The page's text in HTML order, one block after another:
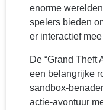
enorme
spelers bieden
er interactief
De “Grand Theft
een belangrijke
sandbox-
actie-avontuur